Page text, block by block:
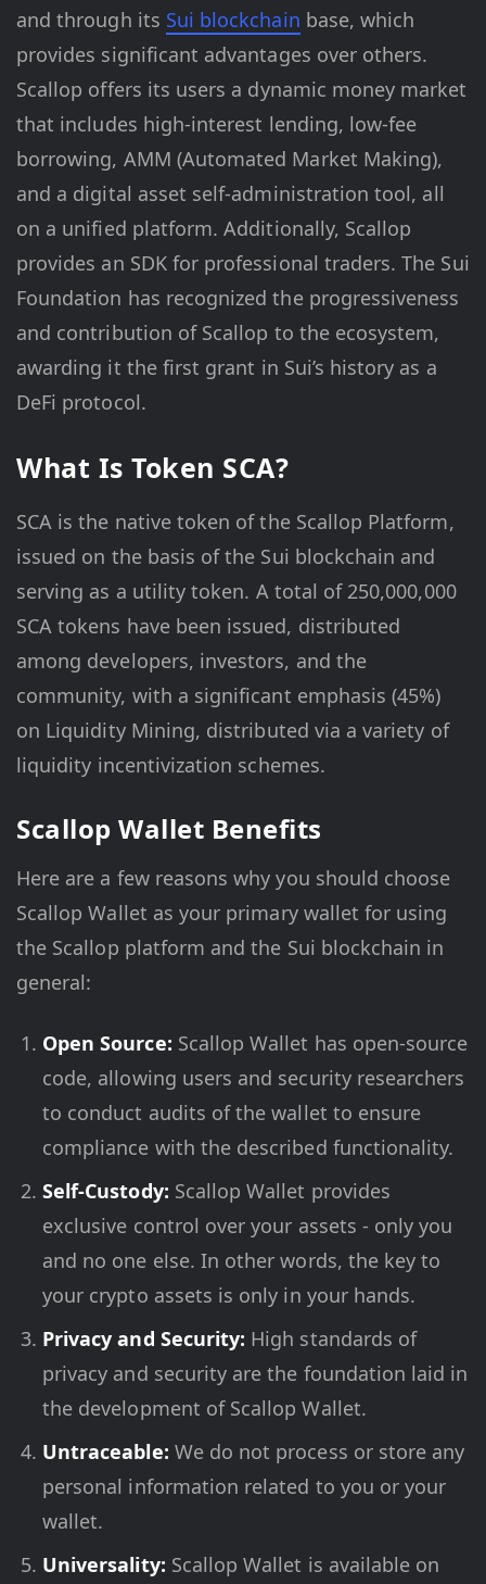
and through its Sui blockchain base, which
provides significant advantages over others.
Scallop offers its users a dynamic money market
that includes high-interest lending, low-fee
borrowing, AMM (Automated Market Making),
and a digital asset self-administration tool, all
on a unified platform. Additionally, Scallop
provides an SDK for professional traders. The Sui
Foundation has recognized the progressiveness
and contribution of Scallop to the ecosystem,
awarding it the first grant in Sui’s history as a
DeFi protocol.
What Is Token SCA?
SCA is the native token of the Scallop Platform,
issued on the basis of the Sui blockchain and
serving as a utility token. A total of 250,000,000
SCA tokens have been issued, distributed
among developers, investors, and the
community, with a significant emphasis (45%)
on Liquidity Mining, distributed via a variety of
liquidity incentivization schemes.
Scallop Wallet Benefits
Here are a few reasons why you should choose
Scallop Wallet as your primary wallet for using
the Scallop platform and the Sui blockchain in
general:
Open Source: Scallop Wallet has open-source
code, allowing users and security researchers
to conduct audits of the wallet to ensure
compliance with the described functionality.
Self-Custody: Scallop Wallet provides
exclusive control over your assets - only you
and no one else. In other words, the key to
your crypto assets is only in your hands.
Privacy and Security: High standards of
privacy and security are the foundation laid in
the development of Scallop Wallet.
Untraceable: We do not process or store any
personal information related to you or your
wallet.
Universality: Scallop Wallet is available on